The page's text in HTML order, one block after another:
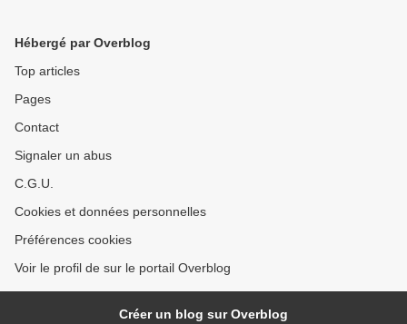
Hébergé par Overblog
Top articles
Pages
Contact
Signaler un abus
C.G.U.
Cookies et données personnelles
Préférences cookies
Voir le profil de sur le portail Overblog
Créer un blog sur Overblog